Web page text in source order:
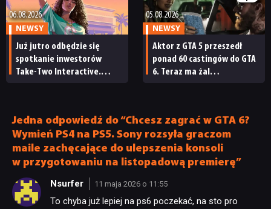
06.08.2026
NEWSY
Już jutro odbędzie się
spotkanie inwestorów
Take-Two Interactive.
05.08.2026
NEWSY
Aktor z GTA 5 przeszedł
ponad 60 castingów do GTA
6. Teraz ma żal
Jedna odpowiedź do “Chcesz zagrać w GTA 6?
Wymień PS4 na PS5. Sony rozsyła graczom
maile zachęcające do ulepszenia konsoli
w przygotowaniu na listopadową premierę”
Nsurfer 11 maja 2026 o 11:55
To chyba już lepiej na ps6 poczekać, na sto pro